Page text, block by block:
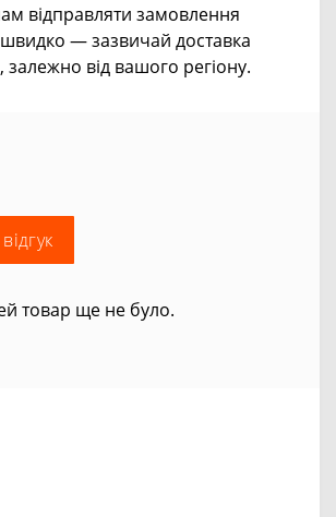
відправляти замовлення
— зазвичай доставка
залежно від вашого регіону.
товар ще не було.